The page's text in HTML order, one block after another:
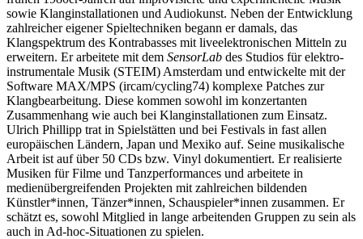
sowie Klanginstallationen und Audiokunst. Neben der Entwicklung
zahlreicher eigener Spieltechniken begann er damals, das
Klangspektrum des Kontrabasses mit liveelektronischen Mitteln zu
erweitern. Er arbeitete mit dem SensorLab des Studios für elektro-
instrumentale Musik (STEIM) Amsterdam und entwickelte mit der
Software MAX/MPS (ircam/cycling74) komplexe Patches zur
Klangbearbeitung. Diese kommen sowohl im konzertanten
Zusammenhang wie auch bei Klanginstallationen zum Einsatz.
Ulrich Phillipp trat in Spielstätten und bei Festivals in fast allen
europäischen Ländern, Japan und Mexiko auf. Seine musikalische
Arbeit ist auf über 50 CDs bzw. Vinyl dokumentiert. Er realisierte
Musiken für Filme und Tanzperformances und arbeitete in
medienübergreifenden Projekten mit zahlreichen bildenden
Künstler*innen, Tänzer*innen, Schauspieler*innen zusammen. Er
schätzt es, sowohl Mitglied in lange arbeitenden Gruppen zu sein als
auch in Ad-hoc-Situationen zu spielen.